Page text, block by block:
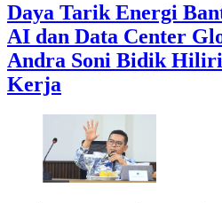
Daya Tarik Energi
AI dan Data Center
Andra Soni Bidik
Kerja